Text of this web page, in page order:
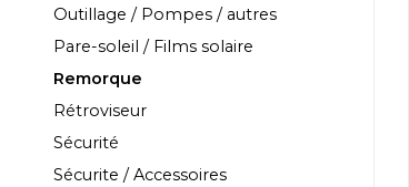
Outillage / Pompes / autres
Pare-soleil / Films solaire
Remorque
Rétroviseur
Sécurité
Sécurite / Accessoires
LED